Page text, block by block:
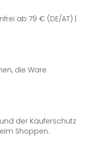
ab 79 € (DE/AT) |
die Ware
der Käuferschutz
Shoppen.